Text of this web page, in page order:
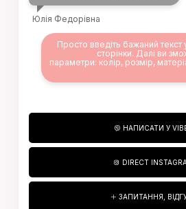
Юлія Федорівна
Просто введіть бажаний текст
сторінки. Далі ви
параметри: колір, розмір,
НАПИСАТИ У
DIRECT
ЗАПИТАННЯ,